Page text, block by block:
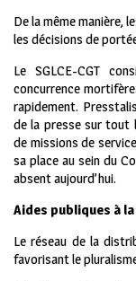
De la même manière,
les décisions de
Le SGLCE-CGT
concurrence
rapidement.
de la presse sur
de missions de
sa place au sein du
absent aujourd’hui.
Aides publiques à
Le réseau de la
favorisant le